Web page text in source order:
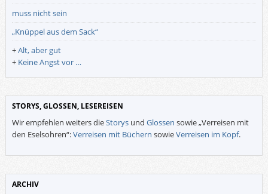
muss nicht sein
„Knüppel aus dem Sack“
+Alt, aber gut
+ Keine Angst vor …
STORYS, GLOSSEN, LESEREISEN
Wir empfehlen weiters dieStorysund Glossen sowie „Verreisen mit
den Eselsohren“:Verreisen mit Büchern sowieVerreisen im Kopf.
ARCHIV